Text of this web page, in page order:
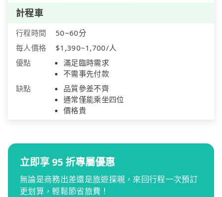
計程車
行程時間
50~60分
每人價格
$1,390~1,700/人
優點
滿足臨時需求
不需事先付款
缺點
品質參差不齊
通常僅能乘坐四位
價格貴
立即享 95 折專屬優惠
無論是商務出差還是旅遊探親，來回行程一次預訂
更划算，輕鬆節省旅費！